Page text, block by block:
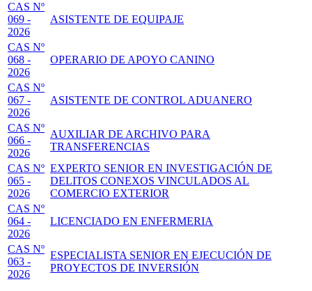
CAS Nº
069 -
2026
ASISTENTE DE EQUIPAJE
CAS Nº
068 -
2026
OPERARIO DE APOYO CANINO
CAS Nº
067 -
2026
ASISTENTE DE CONTROL ADUANERO
CAS Nº
066 -
2026
AUXILIAR DE ARCHIVO PARA
TRANSFERENCIAS
CAS Nº
065 -
2026
EXPERTO SENIOR EN INVESTIGACIÓN DE
DELITOS CONEXOS VINCULADOS AL
COMERCIO EXTERIOR
CAS Nº
064 -
2026
LICENCIADO EN ENFERMERIA
CAS Nº
063 -
2026
ESPECIALISTA SENIOR EN EJECUCIÓN DE
PROYECTOS DE INVERSIÓN